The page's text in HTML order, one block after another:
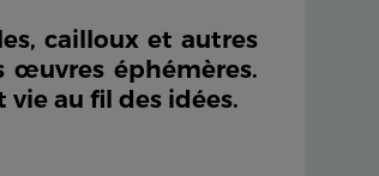
cailloux et autres
œuvres éphémères.
au fil des idées.